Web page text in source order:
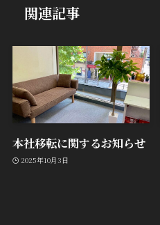
関連記事
本社移転に関するお知らせ
2025年10月3日